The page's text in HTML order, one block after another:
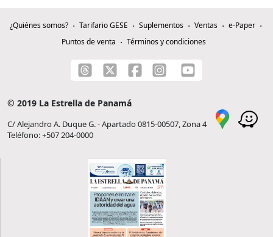
¿Quiénes somos? Tarifario GESE Suplementos Ventas
e-Paper
Puntos de venta
Términos y condiciones
© 2019 La Estrella de Panamá
C/ Alejandro A. Duque G. - Apartado 0815-00507, Zona 4
Teléfono: +507 204-0000